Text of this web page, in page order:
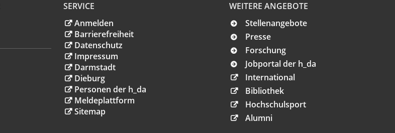
SERVICE
Anmelden
Barrierefreiheit
Datenschutz
Impressum
Darmstadt
Dieburg
Personen der h_da
Meldeplattform
Sitemap
WEITERE ANGEBOTE
Stellenangebote
Presse
Forschung
Jobportal der h_da
International
Bibliothek
Hochschulsport
Alumni